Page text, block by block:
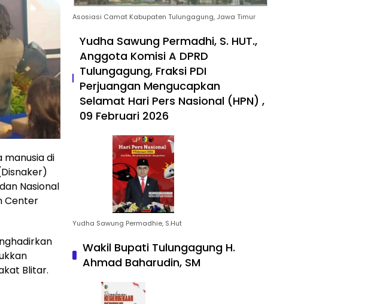
di
Nasional
Center
Blitar.
Asosiasi Camat Kabupaten Tulungagung, Jawa Timur
Yudha Sawung Permadhi, S. HUT.,
Anggota Komisi A DPRD
Tulungagung, Fraksi PDI
Perjuangan Mengucapkan
Selamat Hari Pers Nasional (HPN) ,
09 Februari 2026
Yudha Sawung Permadhie, S.Hut
Wakil Bupati Tulungagung H.
Ahmad Baharudin, SM